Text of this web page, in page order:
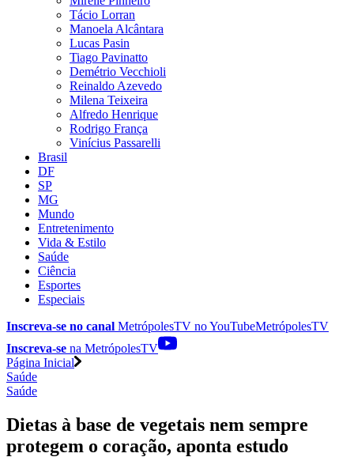
Tácio Lorran
Manoela Alcântara
Lucas Pasin
Tiago Pavinatto
Demétrio Vecchioli
Reinaldo Azevedo
Milena Teixeira
Alfredo Henrique
Rodrigo França
Vinícius Passarelli
Brasil
DF
SP
MG
Mundo
Entretenimento
Vida & Estilo
Saúde
Ciência
Esportes
Especiais
Inscreva-se no canal MetrópolesTV noYouTubeMetrópolesTV
Inscreva-se na MetrópolesTV
Página Inicial
Saúde
Saúde
Dietas à base de vegetais nem sempre
protegem o coração, aponta estudo